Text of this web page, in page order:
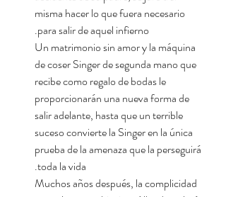
misma hacer lo que fuera necesario
para salir de aquel infierno.
Un matrimonio sin amor y la máquina
de coser Singer de segunda mano que
recibe como regalo de bodas le
proporcionarán una nueva forma de
salir adelante, hasta que un terrible
suceso convierte la Singer en la única
prueba de la amenaza que la perseguirá
toda la vida.
Muchos años después, la complicidad